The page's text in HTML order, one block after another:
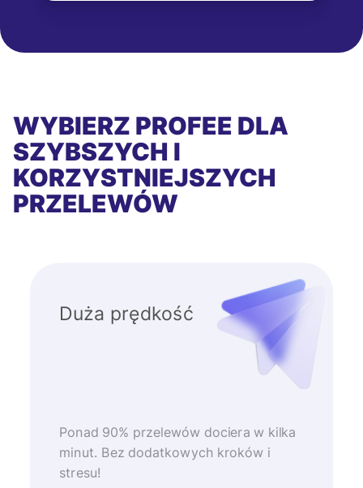
WYBIERZ PROFEE DLA
SZYBSZYCH I
KORZYSTNIEJSZYCH
PRZELEWÓW
Duża prędkość
Ponad 90% przelewów dociera w kilka
minut. Bez dodatkowych kroków i
stresu!